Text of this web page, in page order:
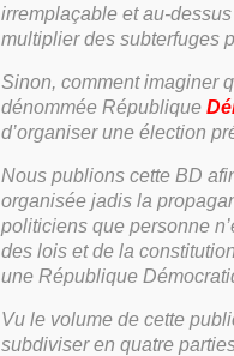
irremplaçable et au-
multiplier des subterfuges
Sinon, comment imaginer
dénommée République
d’organiser une élection
Nous publions cette BD
organisée jadis la
politiciens que personne
des lois et de la
une République
Vu le volume de cette
subdiviser en quatre